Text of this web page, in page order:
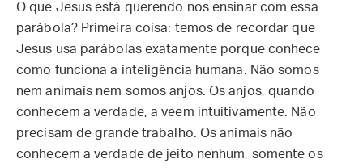
O que Jesus está querendo nos ensinar com essa
parábola? Primeira coisa: temos de recordar que
Jesus usa parábolas exatamente porque conhece
como funciona a inteligência humana. Não somos
nem animais nem somos anjos. Os anjos, quando
conhecem a verdade, a veem intuitivamente. Não
precisam de grande trabalho. Os animais não
conhecem a verdade de jeito nenhum, somente os